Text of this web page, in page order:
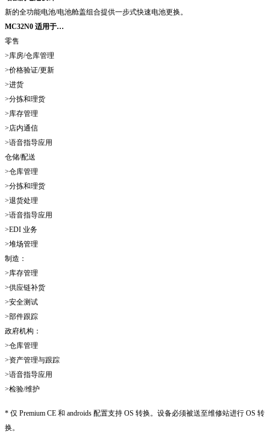
新的全功能电池/电池舱盖组合提供一步式快速电池更换。
MC32N0 适用于…
零售
>库房/仓库管理
>价格验证/更新
>进货
>分拣和理货
>库存管理
>店内通信
>语音指导应用
仓储/配送
>仓库管理
>分拣和理货
>退货处理
>语音指导应用
>EDI 业务
>堆场管理
制造：
>库存管理
>供应链补货
>安全测试
>部件跟踪
政府机构：
>仓库管理
>资产管理与跟踪
>语音指导应用
>检验/维护
* 仅 Premium CE 和 androids 配置支持 OS 转换。设备必须被送至维修站进行 OS 转
换。